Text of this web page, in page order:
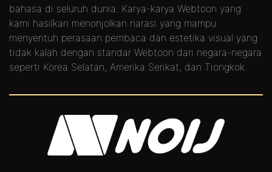
bahasa di seluruh dunia. Karya-karya Webtoon yang
kami hasilkan menonjolkan narasi yang mampu
menyentuh perasaan pembaca dan estetika visual yang
tidak kalah dengan standar Webtoon dari negara-negara
seperti Korea Selatan, Amerika Serikat, dan Tiongkok.